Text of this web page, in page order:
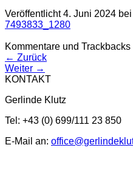
Veröffentlicht4. Juni 2024 bei
7493833_1280
Kommentare und
← Zurück
Weiter →
KONTAKT
Gerlinde Klutz
Tel: +43 (0) 699/111 23 850
E-Mail an: